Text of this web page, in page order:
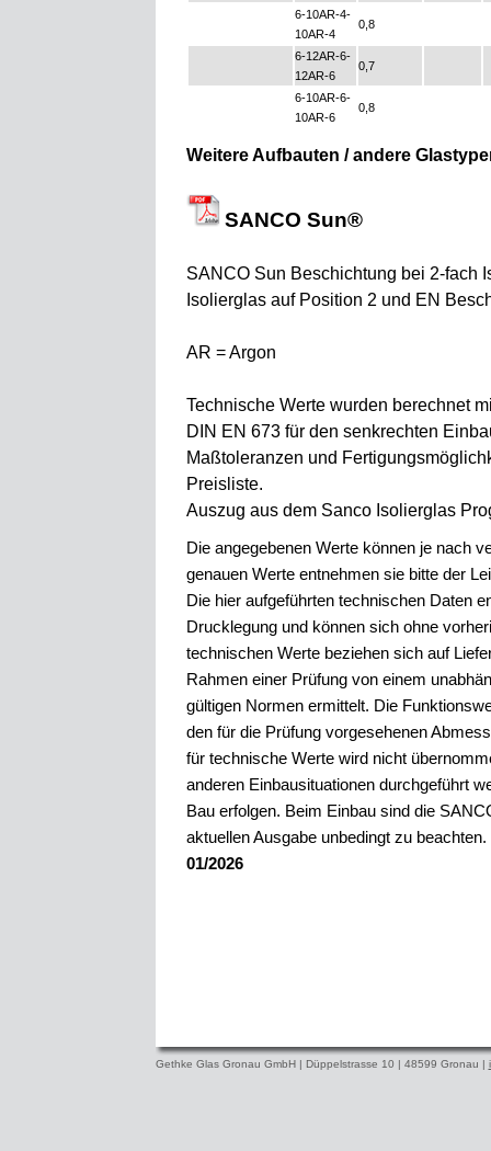
6-10AR-4-
10AR-4
0,8
6-12AR-6-
12AR-6
0,7
6-10AR-6-
10AR-6
0,8
Weitere Aufbauten / andere
SANCO Sun®
SANCO Sun Beschichtung bei 2-fach
Isolierglas auf Position 2 und EN
AR = Argon
Technische Werte wurden berechnet
DIN EN 673 für den senkrechten
Maßtoleranzen und
Preisliste.
Auszug aus dem Sanco Isolierglas
Die angegebenen Werte können je nach
genauen Werte entnehmen sie bitte der
Die hier aufgeführten technischen Daten
Drucklegung und können sich ohne
technischen Werte beziehen sich auf
Rahmen einer Prüfung von einem
gültigen Normen ermittelt. Die
den für die Prüfung vorgesehenen
für technische Werte wird nicht
anderen Einbausituationen durchgeführt
Bau erfolgen. Beim Einbau sind die
aktuellen Ausgabe unbedingt zu
01/2026
Gethke Glas Gronau GmbH | Düppelstrasse 10 | 48599 Gronau |